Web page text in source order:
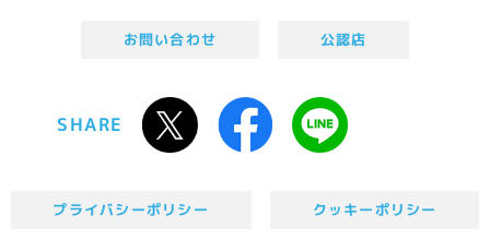
お問い合わせ 公認店
SHARE
プライバシーポリシー クッキーポリシー